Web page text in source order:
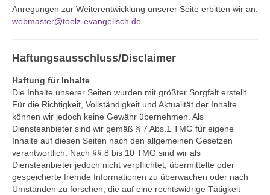
KantorIn
Kita-Träger-Assistenz
Dekanatsbüro
Hausmeister und Mesnerinnen
Soziale Beratung
Kirchenvorstand
Ausschüsse, Arbeitskreise und
Beauftragungen
Anregungen zur Weiterentwicklung unserer Seite erbitten wir an:
webmaster@toelz-evangelisch.de
Haftungsausschluss/Disclaimer
Haftung für Inhalte
Die Inhalte unserer Seiten wurden mit größter Sorgfalt erstellt.
Für die Richtigkeit, Vollständigkeit und Aktualität der Inhalte
können wir jedoch keine Gewähr übernehmen. Als
Diensteanbieter sind wir gemäß § 7 Abs.1 TMG für eigene
Inhalte auf diesen Seiten nach den allgemeinen Gesetzen
verantwortlich. Nach §§ 8 bis 10 TMG sind wir als
Diensteanbieter jedoch nicht verpflichtet, übermittelte oder
gespeicherte fremde Informationen zu überwachen oder nach
Umständen zu forschen, die auf eine rechtswidrige Tätigkeit